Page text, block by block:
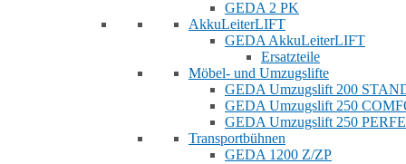
GEDA 2 PK
AkkuLeiterLIFT
GEDA AkkuLeiterLIFT
Ersatzteile
Möbel- und Umzugslifte
GEDA Umzugslift 200
GEDA Umzugslift 250
GEDA Umzugslift 250
Transportbühnen
GEDA 1200 Z/ZP